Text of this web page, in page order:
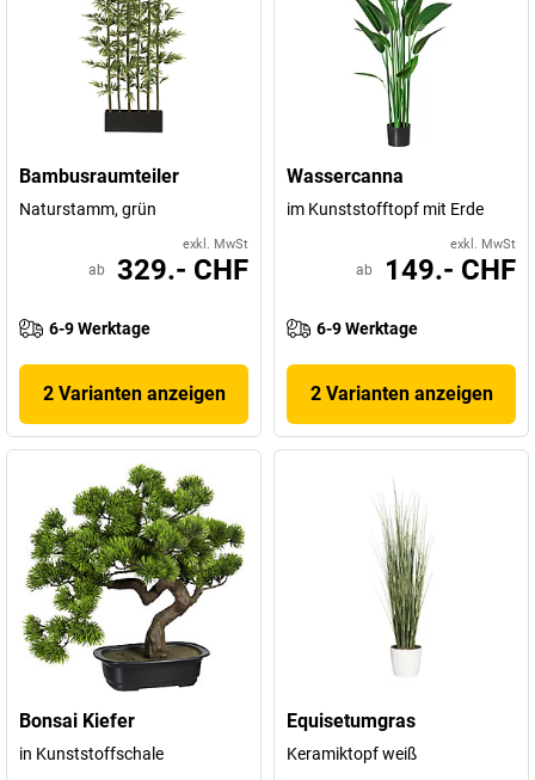
Bambusraumteiler
Naturstamm, grün
exkl. MwSt
ab 329.- CHF
6-9 Werktage
2 Varianten anzeigen
Wassercanna
im Kunststofftopf mit Erde
exkl. MwSt
ab 149.- CHF
6-9 Werktage
2 Varianten anzeigen
Bonsai Kiefer
in Kunststoffschale
Equisetumgras
Keramiktopf weiß